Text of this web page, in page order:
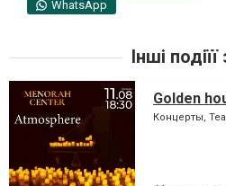
WhatsApp
Інші
Golden
Концерты,